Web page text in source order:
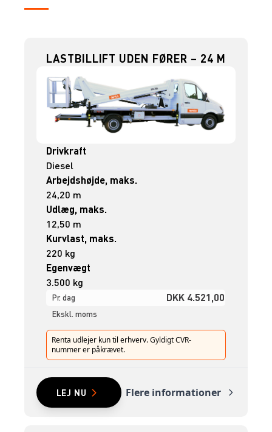
LASTBILLIFT UDEN FØRER – 24 M
Drivkraft
Diesel
Arbejdshøjde, maks.
24,20 m
Udlæg, maks.
12,50 m
Kurvlast, maks.
220 kg
Egenvægt
3.500 kg
Pr. dag DKK 4.521,00
Ekskl. moms
Renta udlejer kun til erhverv. Gyldigt CVR-
nummer er påkrævet.
LEJ NU Flere informationer